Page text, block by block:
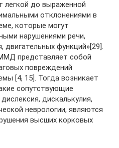
легкой до выраженной
отклонениями в
которые могут
нарушениями речи,
функций»[29].
представляет собой
повреждений
[4, 15]. Тогда возникает
сопутствующие
дискалькулия,
неврологии, являются
высших корковых